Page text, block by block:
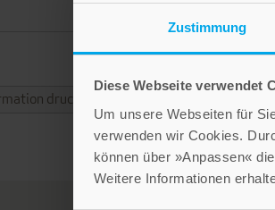
Zustimmung
Diese Webseite verwendet
Um unsere Webseiten für
verwenden wir Cookies.
können über »Anpassen«
Weitere Informationen
drucken